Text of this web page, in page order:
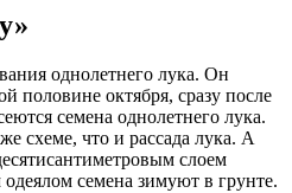
однолетнего лука. Он
половине октября, сразу после
семена однолетнего лука.
схеме, что и рассада лука. А
слоем
семена зимуют в грунте.